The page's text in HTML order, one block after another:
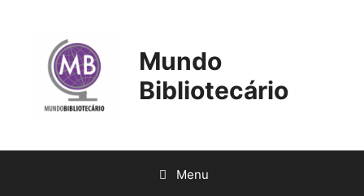
conteúdo
Mundo
Bibliotecário
Menu